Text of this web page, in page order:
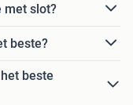
met slot?
beste?
beste